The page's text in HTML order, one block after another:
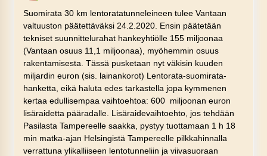
Suomirata 30 km lentoratatunneleineen tulee Vantaan
valtuuston päätettäväksi 24.2.2020. Ensin päätetään
tekniset suunnittelurahat hankeyhtiölle 155 miljoonaa
(Vantaan osuus 11,1 miljoonaa), myöhemmin osuus
rakentamisesta. Tässä pusketaan nyt väkisin kuuden
miljardin euron (sis. lainankorot) Lentorata-suomirata-
hanketta, eikä haluta edes tarkastella jopa kymmenen
kertaa edullisempaa vaihtoehtoa: 600 miljoonan euron
lisäraidetta pääradalle. Lisäraidevaihtoehto, jos tehdään
Pasilasta Tampereelle saakka, pystyy tuottamaan 1 h 18
min matka-ajan Helsingistä Tampereelle pilkkahinnalla
verrattuna ylikalliiseen lentotunneliin ja viivasuoraan